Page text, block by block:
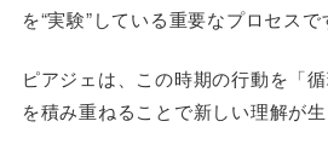
を“実験”している重要なプロセスで
ピアジェは、この時期の行動を「
を積み重ねることで新しい理解が